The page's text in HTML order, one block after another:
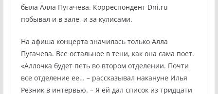
была Алла Пугачева. Корреспондент Dni.ru
побывал и в зале, и за кулисами.
На афиша концерта значилась только Алла
Пугачева. Все остальное в тени, как она сама поет.
«Аллочка будет петь во втором отделении. Почти
все отделение ее… – рассказывал накануне Илья
Резник в интервью. – Я ей дал список из тридцати